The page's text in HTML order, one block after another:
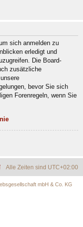
sich anmelden zu
erledigt und
Die Board-
zusätzliche
bevor Sie sich
Forenregeln, wenn Sie
Alle Zeiten sind UTC+02:00
mbH & Co. KG